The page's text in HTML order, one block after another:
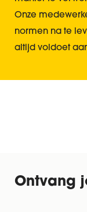
Onze
normen na te
altijd voldoet
Ontvang